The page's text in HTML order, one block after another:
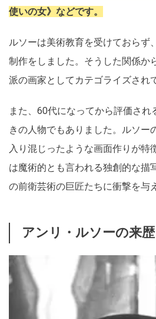
使いの女》などです。
ルソーは美術教育を受けておらず
制作をしました。そうした関係か
派の画家としてカテゴライズされ
また、60代になってから評価され
きの人物でもありました。ルソー
入り混じったような画面作りが特
は魔術的とも言われる独創的な描
の前衛芸術の巨匠たちに衝撃を与
アンリ・ルソーの来歴